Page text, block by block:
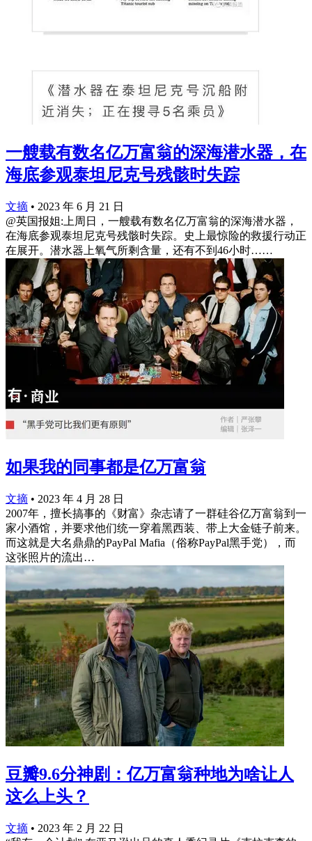
一艘载有数名亿万富翁的深海潜水器，在
海底参观泰坦尼克号残骸时失踪
文摘 • 2023 年 6 月 21 日
@英国报姐:上周日，一艘载有数名亿万富翁的深海潜水器，
在海底参观泰坦尼克号残骸时失踪。史上最惊险的救援行动正
在展开。潜水器上氧气所剩含量，还有不到46小时…… ​​​
如果我的同事都是亿万富翁
文摘 • 2023 年 4 月 28 日
2007年，擅长搞事的《财富》杂志请了一群硅谷亿万富翁到一
家小酒馆，并要求他们统一穿着黑西装、带上大金链子前来。
而这就是大名鼎鼎的PayPal Mafia（俗称PayPal黑手党），而
这张照片的流出…
豆瓣9.6分神剧：亿万富翁种地为啥让人
这么上头？
文摘 • 2023 年 2 月 22 日